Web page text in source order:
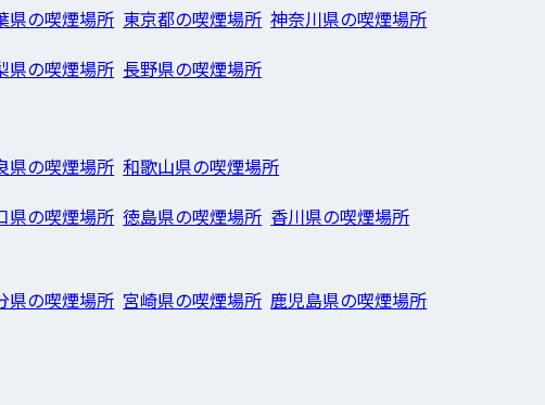
県の喫煙場所 東京都の喫煙場所 神奈川県の喫煙場所
県の喫煙場所 長野県の喫煙場所
県の喫煙場所 和歌山県の喫煙場所
県の喫煙場所 徳島県の喫煙場所 香川県の喫煙場所
県の喫煙場所 宮崎県の喫煙場所 鹿児島県の喫煙場所